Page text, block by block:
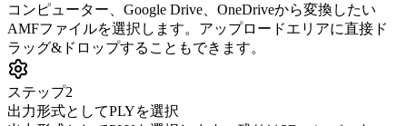
コンピューター、Google Drive、OneDriveから変換したい
AMFファイルを選択します。アップロードエリアに直接ド
ラッグ&ドロップすることもできます。
ステップ2
出力形式としてPLYを選択